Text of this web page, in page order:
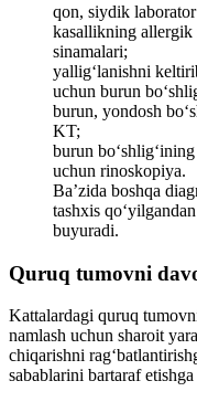
qon, siydik
kasallikning allergik
sinamalari;
yallig‘lanishni
uchun burun
burun, yondosh
KT;
burun
uchun rinoskopiya.
Ba’zida boshqa
tashxis
buyuradi.
Quruq tumovni
Kattalardagi quruq
namlash uchun sharoit
chiqarishni
sabablarini bartaraf